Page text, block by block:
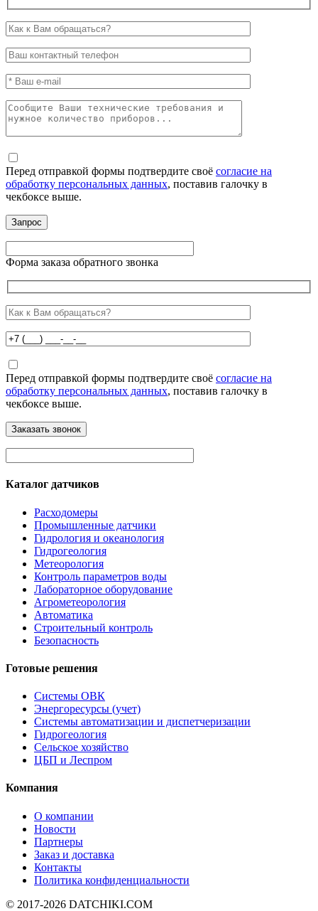
Перед отправкой формы подтвердите своё согласие на
обработку персональных данных, поставив галочку в
чекбоксе выше.
Форма заказа обратного звонка
Перед отправкой формы подтвердите своё согласие на
обработку персональных данных, поставив галочку в
чекбоксе выше.
Каталог датчиков
Расходомеры
Промышленные датчики
Гидрология и океанология
Гидрогеология
Метеорология
Контроль параметров воды
Лабораторное оборудование
Агрометеорология
Автоматика
Строительный контроль
Безопасность
Готовые решения
Системы ОВК
Энергоресурсы (учет)
Системы автоматизации и диспетчеризации
Гидрогеология
Сельское хозяйство
ЦБП и Леспром
Компания
О компании
Новости
Партнеры
Заказ и доставка
Контакты
Политика конфиденциальности
© 2017-2026 DATCHIKI.COM